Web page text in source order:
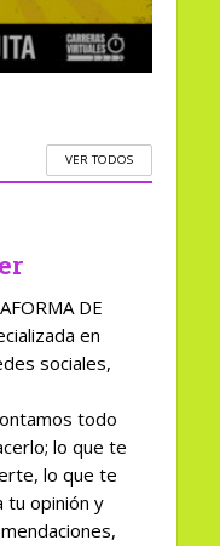
VER TODOS
DE
en
sociales,
todo
lo que te
lo que te
tu opinión y